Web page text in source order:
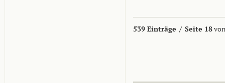
539 Einträge / Seite 18